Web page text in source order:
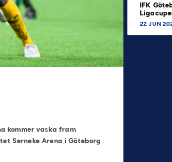
kommer vaska fram
Serneke Arena i Göteborg
IFK
22 JUN